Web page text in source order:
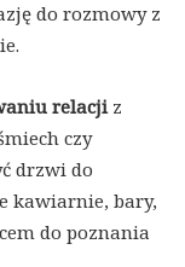
do rozmowy z
relacjiz
czy
drzwi do
kawiarnie, bary,
do poznania